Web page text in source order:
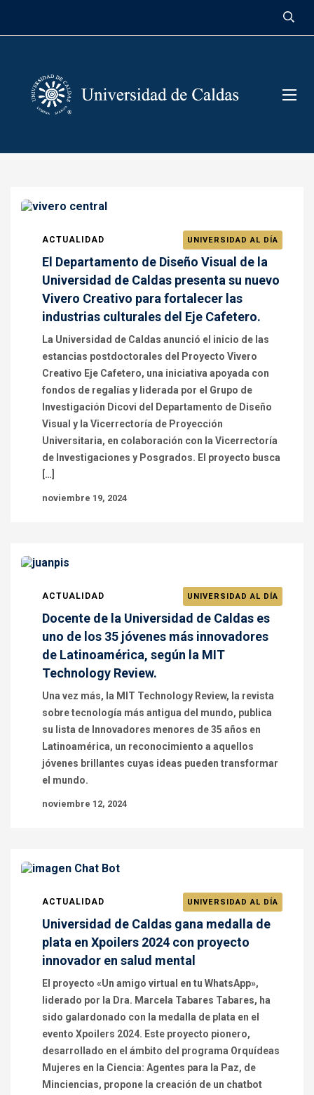
ACTUALIDAD UNIVERSIDAD AL DÍA
El Departamento de Diseño Visual de la
Universidad de Caldas presenta su nuevo
Vivero Creativo para fortalecer las
industrias culturales del Eje Cafetero.
La Universidad de Caldas anunció el inicio de las
estancias postdoctorales del Proyecto Vivero
Creativo Eje Cafetero, una iniciativa apoyada con
fondos de regalías y liderada por el Grupo de
Investigación Dicovi del Departamento de Diseño
Visual y la Vicerrectoría de Proyección
Universitaria, en colaboración con la Vicerrectoría
de Investigaciones y Posgrados. El proyecto busca
[…]
noviembre 19, 2024
ACTUALIDAD UNIVERSIDAD AL DÍA
Docente de la Universidad de Caldas es
uno de los 35 jóvenes más innovadores
de Latinoamérica, según la MIT
Technology Review.
Una vez más, la MIT Technology Review, la revista
sobre tecnología más antigua del mundo, publica
su lista de Innovadores menores de 35 años en
Latinoamérica, un reconocimiento a aquellos
jóvenes brillantes cuyas ideas pueden transformar
el mundo.
noviembre 12, 2024
ACTUALIDAD UNIVERSIDAD AL DÍA
Universidad de Caldas gana medalla de
plata en Xpoilers 2024 con proyecto
innovador en salud mental
El proyecto «Un amigo virtual en tu WhatsApp»,
liderado por la Dra. Marcela Tabares Tabares, ha
sido galardonado con la medalla de plata en el
evento Xpoilers 2024. Este proyecto pionero,
desarrollado en el ámbito del programa Orquídeas
Mujeres en la Ciencia: Agentes para la Paz, de
Minciencias, propone la creación de un chatbot